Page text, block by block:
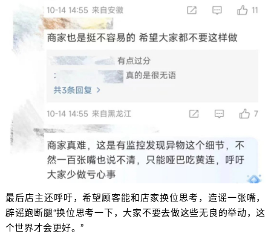
最后店主还呼吁，希望顾客能和店家换位思考，造谣一张嘴，
辟谣跑断腿“换位思考一下，大家不要去做这些无良的举动，这
个世界才会更好。”